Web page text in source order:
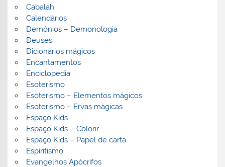
Cabalah
Calendários
Demónios – Demonologia
Deuses
Dicionários mágicos
Encantamentos
Enciclopedia
Esoterismo
Esoterismo – Elementos mágicos
Esoterismo – Ervas mágicas
Espaço Kids
Espaço Kids – Colorir
Espaço Kids – Papel de carta
Espiritismo
Evangelhos Apócrifos